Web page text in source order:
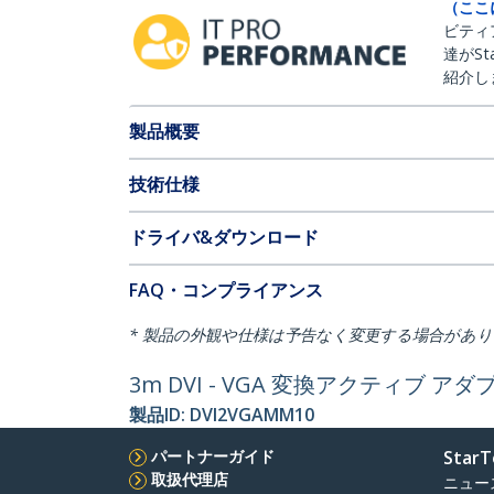
（こ
ビテ
達が
紹介し
製品概要
技術仕様
ドライバ&ダウンロード
FAQ・コンプライアンス
* 製品の外観や仕様は予告なく変更する場合があ
3m DVI - VGA 変換アクティブ アダ
製品ID: DVI2VGAMM10
パートナーガイド
取扱代理店
ニュ